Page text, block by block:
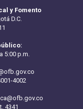
y Fomento
D.C.
5:00 p.m.
4002
4341